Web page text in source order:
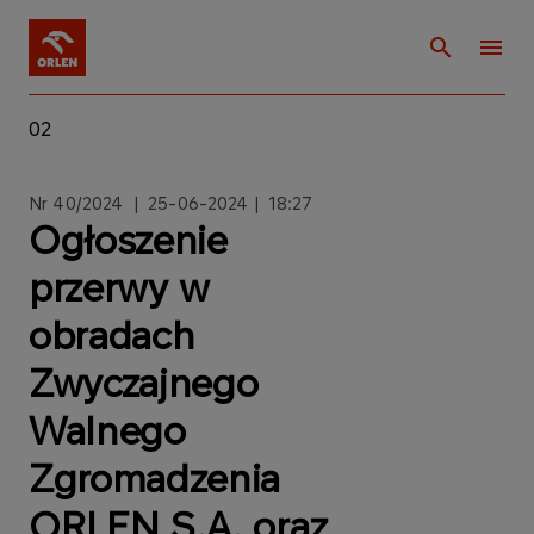
02
Nr 40/2024 | 25-06-2024 | 18:27
Ogłoszenie
przerwy w
obradach
Zwyczajnego
Walnego
Zgromadzenia